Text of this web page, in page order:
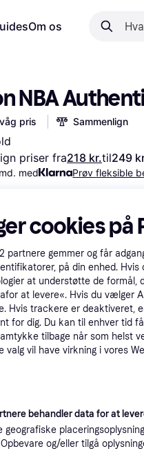
Om os
NBA
pris Sammenlign
priser fra218 kr.til249
med Prøv fleksible
cookies på
partnere gemmer og får
på din enhed.
at understøtte de formål,
at levere«. Hvis du vælger
Hvis trackere er deaktiveret,
for dig. Du kan til enhver tid
tilbage når som helst
valg vil have virkning i vores
behandler data for at
geografiske
og/eller tilgå